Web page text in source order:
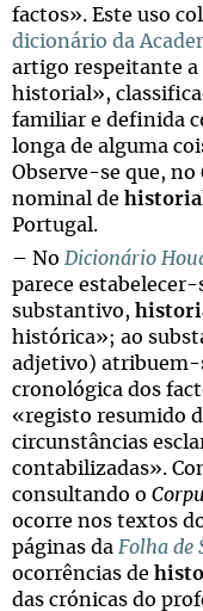
factos». Este uso
dicionário da
artigo respeitante a
historial»,
familiar e definida
longa de alguma
Observe-se que, no
nominal de historial
Portugal.
– No Dicionário
parece
substantivo,
histórica»; ao
adjetivo) atribuem-
cronológica dos
«registo resumido
circunstâncias
contabilizadas».
consultando o
ocorre nos textos
páginas da Folha de
ocorrências de
das crónicas do